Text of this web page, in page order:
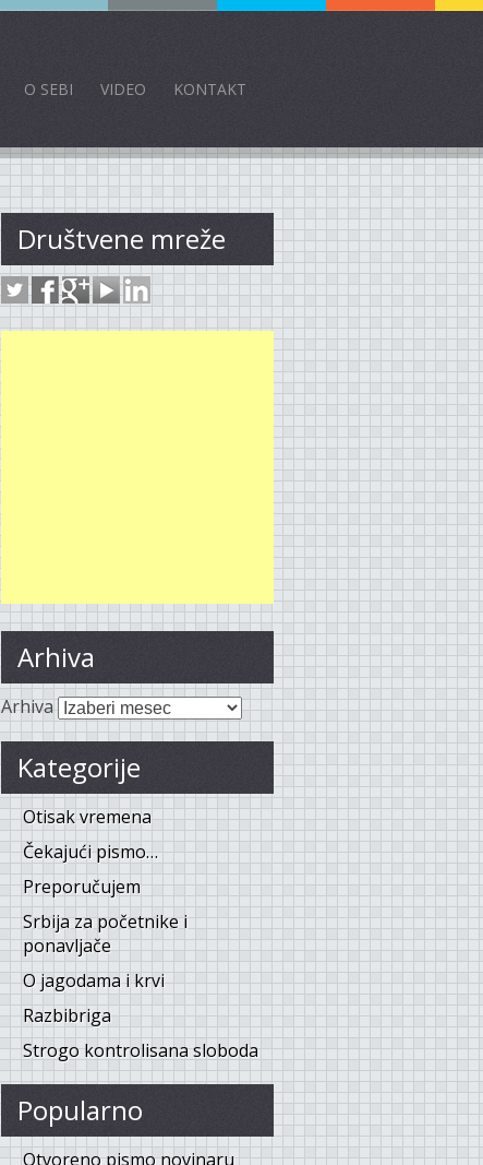
O SEBI VIDEO KONTAKT
Društvene mreže
Arhiva
Arhiva
Kategorije
Otisak vremena
Čekajući pismo…
Preporučujem
Srbija za početnike i
ponavljače
O jagodama i krvi
Razbibriga
Strogo kontrolisana sloboda
Popularno
Otvoreno pismo novinaru